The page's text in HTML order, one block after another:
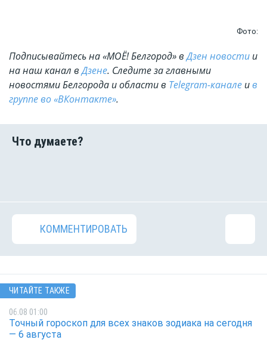
Фото:
Подписывайтесь на «МОЁ! Белгород» вДзен новости и
на наш канал вДзене. Cледите за главными
новостями Белгорода и области в Telegram-канале ив
группе во «ВКонтакте».
КОММЕНТИРОВАТЬ
ЧИТАЙТЕ ТАКЖЕ
06.08 01:00
Точный гороскоп для всех знаков зодиака на сегодня
— 6 августа